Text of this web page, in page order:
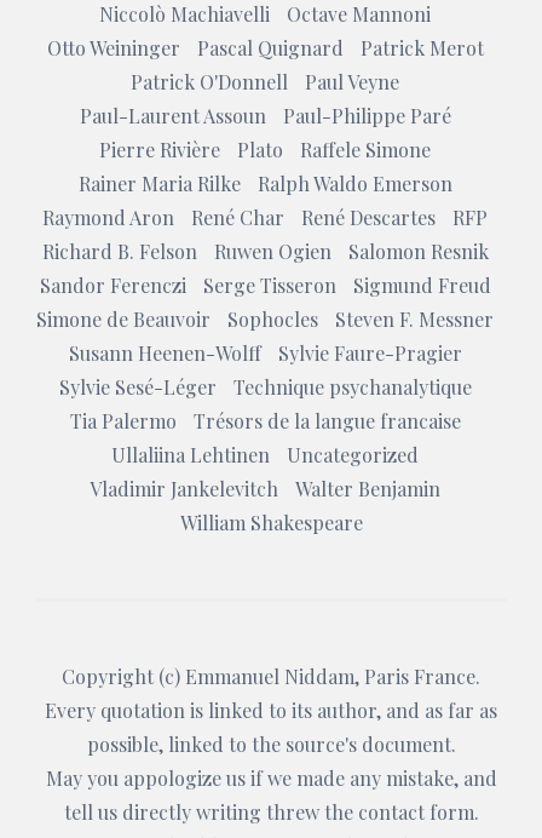
Niccolò Machiavelli
Octave Mannoni
Otto Weininger
Pascal Quignard
Patrick Merot
Patrick O'Donnell
Paul Veyne
Paul-Laurent Assoun
Paul-Philippe Paré
Pierre Rivière
Plato
Raffele Simone
Rainer Maria Rilke
Ralph Waldo Emerson
Raymond Aron
René Char René Descartes
RFP
Richard B. Felson
Ruwen Ogien
Salomon Resnik
Sandor Ferenczi
Serge Tisseron
Sigmund Freud
Simone de Beauvoir
Sophocles
Steven F. Messner
Susann Heenen-Wolff
Sylvie Faure-Pragier
Sylvie Sesé-Léger
Technique psychanalytique
Tia Palermo
Trésors de la langue francaise
Ullaliina Lehtinen
Uncategorized
Vladimir Jankelevitch
Walter Benjamin
William Shakespeare
Copyright (c) Emmanuel Niddam, Paris France.
Every quotation is linked to its author, and as far as
possible, linked to the source's document.
May you appologize us if we made any mistake, and
tell us directly writing threw the contact form.